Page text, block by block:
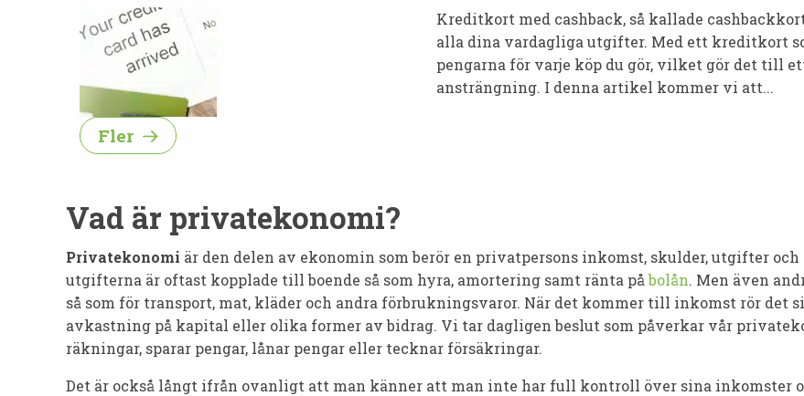
Kreditkort med cashback, så kallade
alla dina vardagliga utgifter. Med ett kreditkort
pengarna för varje köp du gör, vilket gör det till
ansträngning. I denna artikel kommer vi att...
Fler
Vad är privatekonomi?
Privatekonomi är den delen av ekonomin som berör en privatpersons inkomst, skulder, utgifter
utgifterna är oftast kopplade till boende så som hyra, amortering samt ränta påbolån. Men även
så som för transport, mat, kläder och andra förbrukningsvaror. När det kommer till inkomst rör det
avkastning på kapital eller olika former av bidrag. Vi tar dagligen beslut som påverkar vår
räkningar, sparar pengar, lånar pengar eller tecknar försäkringar.
Det är också långt ifrån ovanligt att man känner att man inte har full kontroll över sina inkomster